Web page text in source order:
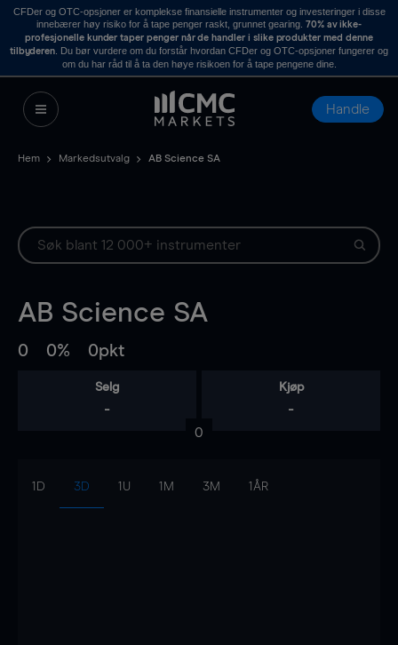
CFDer og OTC-opsjoner er komplekse finansielle instrumenter og investeringer i disse
innebærer høy risiko for å tape penger raskt, grunnet gearing. 70% av ikke-
profesjonelle kunder taper penger når de handler i slike produkter med denne
tilbyderen . Du bør vurdere om du forstår hvordan CFDer og OTC-opsjoner fungerer og
om du har råd til å ta den høye risikoen for å tape pengene dine.
Handle
Hem Markedsutvalg AB Science SA
AB Science SA
0 0% 0pkt
Selg
-
Kjøp
-
0
1D 3D 1U 1M 3M 1ÅR